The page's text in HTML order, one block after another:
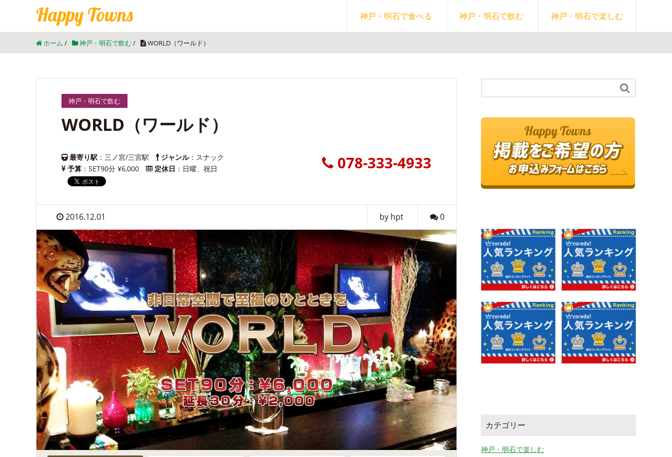
Happy Towns 神戸・明石で食べる 神戸・明石で飲む 神戸・明石で楽しむ
ホーム / 神戸・明石で飲む / WORLD（ワールド）
神戸・明石で飲む
WORLD（ワールド）
最寄り駅 ：三ノ宮/三宮駅 ジャンル：スナック
予算 ：SET90分 ¥6,000 定休日 ：日曜、祝日 078-333-4933
2016.12.01 by hpt 0

カテゴリー
神戸・明石で楽しむ